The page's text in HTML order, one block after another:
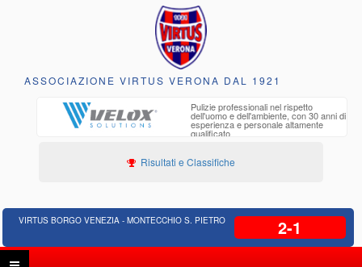
ASSOCIAZIONE VIRTUS VERONA DAL 1921
Pulizie professionali nel rispetto
dell'uomo e dell'ambiente, con 30 anni di
esperienza e personale altamente
qualificato
Risultati e Classifiche
VIRTUS BORGO VENEZIA - MONTECCHIO S. PIETRO 2-1